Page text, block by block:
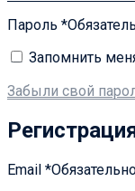
Пароль *
Запомнить
Забыли свой
Email *